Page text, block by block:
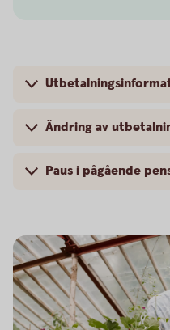
Ändring av
Paus i pågående